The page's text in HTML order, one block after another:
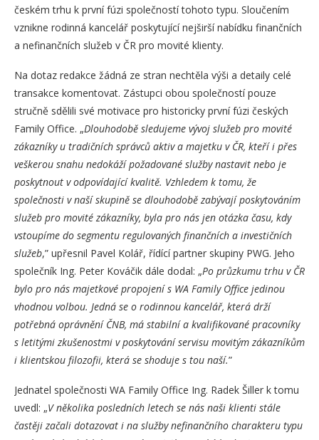
českém trhu k první fúzi společností tohoto typu. Sloučením
vznikne rodinná kancelář poskytující nejširší nabídku finančních
a nefinančních služeb v ČR pro movité klienty.
Na dotaz redakce žádná ze stran nechtěla výši a detaily celé
transakce komentovat. Zástupci obou společností pouze
stručně sdělili své motivace pro historicky první fúzi českých
Family Office. „Dlouhodobě sledujeme vývoj služeb pro movité
zákazníky u tradičních správců aktiv a majetku v ČR, kteří i přes
veškerou snahu nedokáží požadované služby nastavit nebo je
poskytnout v odpovídající kvalitě. Vzhledem k tomu, že
společnosti v naší skupině se dlouhodobě zabývají poskytováním
služeb pro movité zákazníky, byla pro nás jen otázka času, kdy
vstoupíme do segmentu regulovaných finančních a investičních
služeb,” upřesnil Pavel Kolář, řídící partner skupiny PWG. Jeho
společník Ing. Peter Kováčik dále dodal: „Po průzkumu trhu v ČR
bylo pro nás majetkové propojení s WA Family Office jedinou
vhodnou volbou. Jedná se o rodinnou kancelář, která drží
potřebná oprávnění ČNB, má stabilní a kvalifikované pracovníky
s letitými zkušenostmi v poskytování servisu movitým zákazníkům
i klientskou filozofii, která se shoduje s tou naší.”
Jednatel společnosti WA Family Office Ing. Radek Šiller k tomu
uvedl: „V několika posledních letech se nás naši klienti stále
častěji začali dotazovat i na služby nefinančního charakteru typu